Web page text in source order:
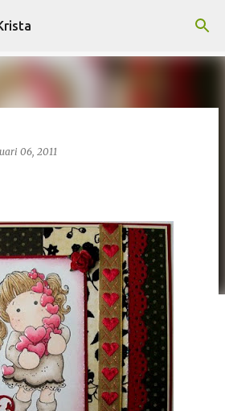
naar hoofdcontent
06, 2011